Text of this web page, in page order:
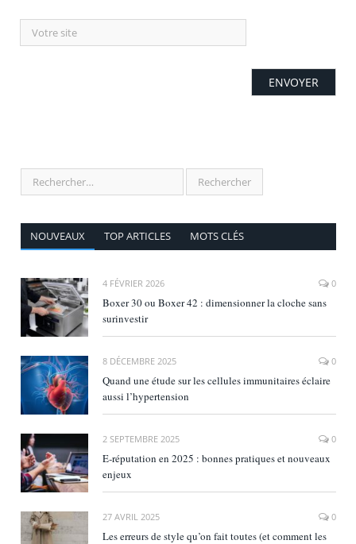
NOUVEAUX TOP ARTICLES MOTS CLÉS
4 FÉVRIER 2026 0
Boxer 30 ou Boxer 42 : dimensionner la cloche sans
surinvestir
8 DÉCEMBRE 2025 0
Quand une étude sur les cellules immunitaires éclaire
aussi l’hypertension
2 SEPTEMBRE 2025 0
E‑réputation en 2025 : bonnes pratiques et nouveaux
enjeux
27 AVRIL 2025 0
Les erreurs de style qu’on fait toutes (et comment les